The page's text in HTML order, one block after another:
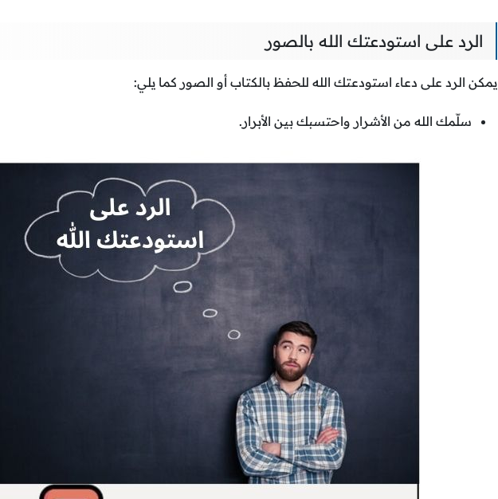
الرد على استودعتك الله بالصور
يمكن الرد على دعاء استودعتك الله للحفظ بالكتاب أو الصور كما يلي:
سلّمك الله من الأشرار واحتسبك بين الأبرار.